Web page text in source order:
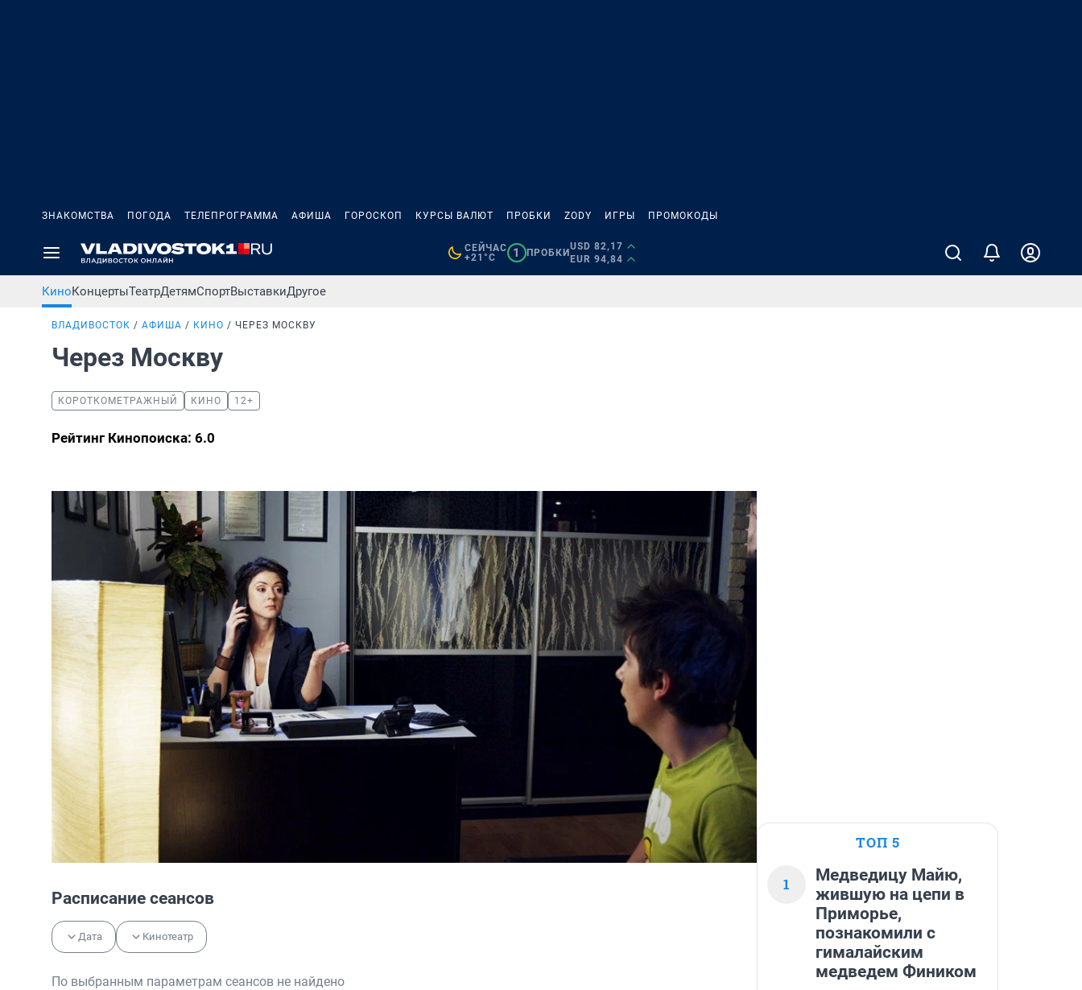
ЗНАКОМСТВА ПОГОДА ТЕЛЕПРОГРАММА АФИША ГОРОСКОП КУРСЫ ВАЛЮТ ПРОБКИ ZODY ИГРЫ ПРОМОКОДЫ
СЕЙЧАС
+21°C
1 ПРОБКИ
USD 82,17
EUR 94,84
КиноКонцертыТеатрДетямСпортВыставкиДругое
ВЛАДИВОСТОК АФИША КИНО ЧЕРЕЗ МОСКВУ
Через Москву
КОРОТКОМЕТРАЖНЫЙ КИНО 12+
Рейтинг Кинопоиска: 6.0
Расписание сеансов
Дата Кинотеатр
По выбранным параметрам сеансов не найдено
ТОП 5
1
Медведицу Майю,
жившую на цепи в
Приморье,
познакомили с
гималайским
медведем Фиником